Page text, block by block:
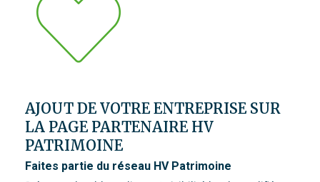
AJOUT DE VOTRE ENTREPRISE SUR
LA PAGE PARTENAIRE HV
PATRIMOINE
Faites partie du réseau HV Patrimoine